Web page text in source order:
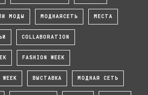
МОДЫ МОДНАЯСЕТЬ МЕСТА
COLLABORATION
FASHION WEEK
ВЫСТАВКА МОДНАЯ СЕТЬ